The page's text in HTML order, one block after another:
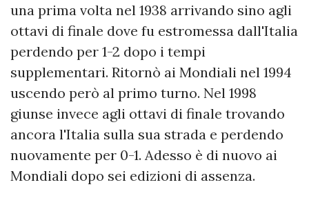
una prima volta nel 1938 arrivando sino agli
ottavi di finale dove fu estromessa dall'Italia
perdendo per 1-2 dopo i tempi
supplementari. Ritornò ai Mondiali nel 1994
uscendo però al primo turno. Nel 1998
giunse invece agli ottavi di finale trovando
ancora l'Italia sulla sua strada e perdendo
nuovamente per 0-1. Adesso è di nuovo ai
Mondiali dopo sei edizioni di assenza.